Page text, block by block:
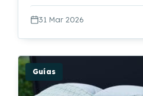
31 Mar 2026
Guías